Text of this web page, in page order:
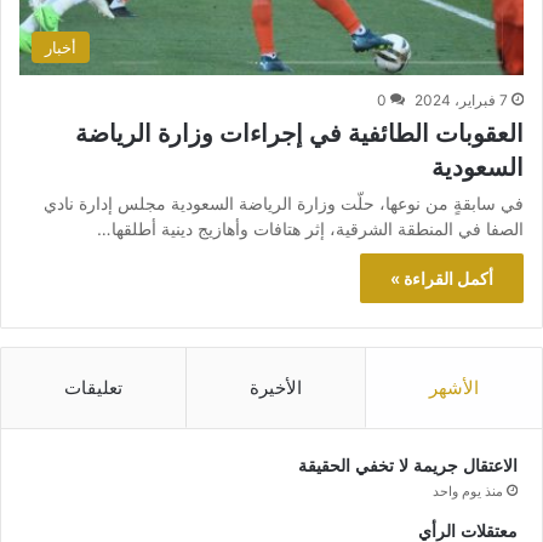
أخبار
7 فبراير، 2024 0
العقوبات الطائفية في إجراءات وزارة الرياضة
السعودية
في سابقةٍ من نوعها، حلّت وزارة الرياضة السعودية مجلس إدارة نادي
الصفا في المنطقة الشرقية، إثر هتافات وأهازيج دينية أطلقها…
أكمل القراءة »
الأشهر الأخيرة تعليقات
الاعتقال جريمة لا تخفي الحقيقة
منذ يوم واحد
معتقلات الرأي